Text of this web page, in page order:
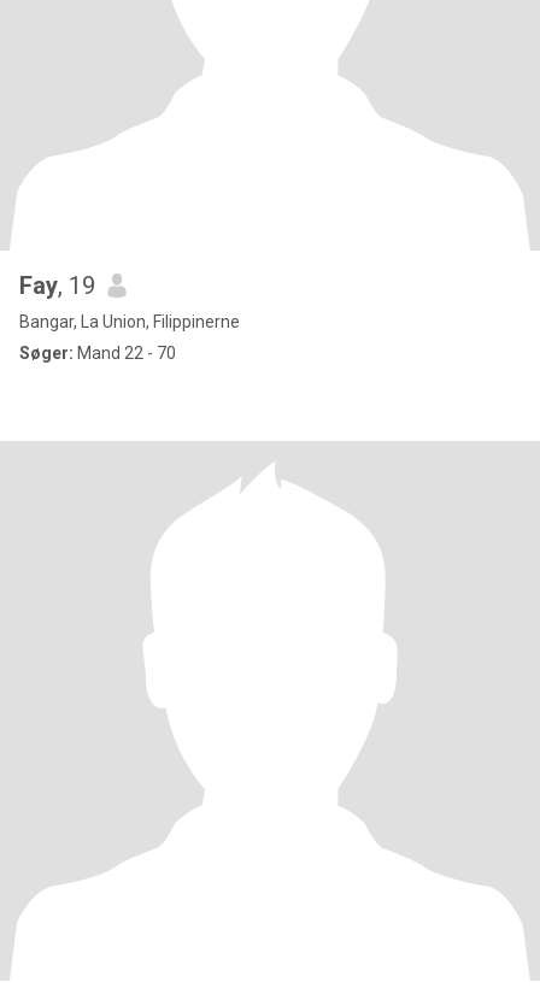
Fay, 19
Bangar, La Union, Filippinerne
Søger: Mand 22 - 70